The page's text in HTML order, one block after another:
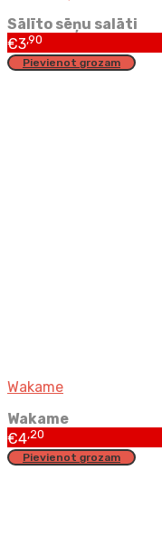
Sālīto sēņu salāti
€3,90
Pievienot grozam
Wakame
Wakame
€4,20
Pievienot grozam